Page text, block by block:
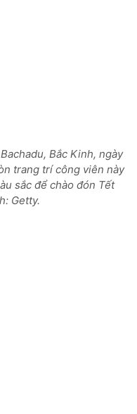
Bắc Kinh, ngày
trang trí công viên này
sắc để chào đón Tết
Getty.